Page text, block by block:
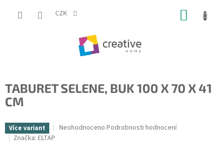
CZK
TABURET SELENE, BUK 100 X 70 X 41
CM
Více variant
Průměrné
Neohodnoceno Podrobnosti hodnocení
Značka: ELTAP